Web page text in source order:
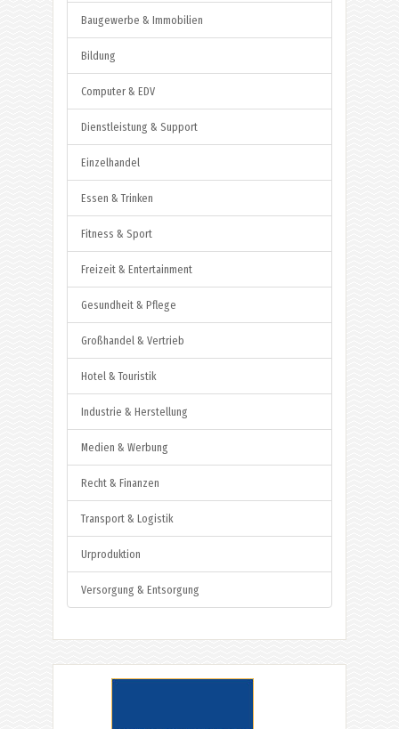
Baugewerbe & Immobilien
Bildung
Computer & EDV
Dienstleistung & Support
Einzelhandel
Essen & Trinken
Fitness & Sport
Freizeit & Entertainment
Gesundheit & Pflege
Großhandel & Vertrieb
Hotel & Touristik
Industrie & Herstellung
Medien & Werbung
Recht & Finanzen
Transport & Logistik
Urproduktion
Versorgung & Entsorgung